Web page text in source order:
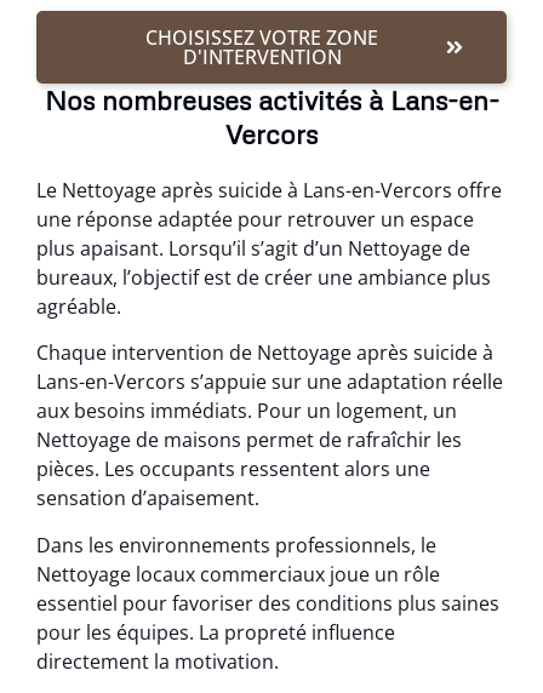
CHOISISSEZ VOTRE ZONE
D'INTERVENTION
Nos nombreuses activités à Lans-en-
Vercors
Le Nettoyage après suicide à Lans-en-Vercors offre
une réponse adaptée pour retrouver un espace
plus apaisant. Lorsqu’il s’agit d’un Nettoyage de
bureaux, l’objectif est de créer une ambiance plus
agréable.
Chaque intervention de Nettoyage après suicide à
Lans-en-Vercors s’appuie sur une adaptation réelle
aux besoins immédiats. Pour un logement, un
Nettoyage de maisons permet de rafraîchir les
pièces. Les occupants ressentent alors une
sensation d’apaisement.
Dans les environnements professionnels, le
Nettoyage locaux commerciaux joue un rôle
essentiel pour favoriser des conditions plus saines
pour les équipes. La propreté influence
directement la motivation.